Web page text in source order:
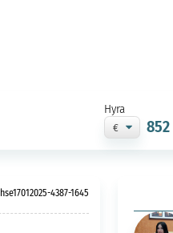
Hyra
852
hse17012025-4387-1645